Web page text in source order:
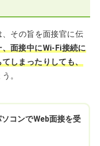
その旨を面接官に伝
、面接中にWi-Fi接続に
しまったりしても、
。
コンでWeb面接を受